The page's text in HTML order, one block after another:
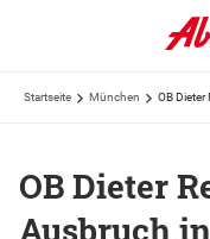
Startseite München
OB Dieter
Ausbruch